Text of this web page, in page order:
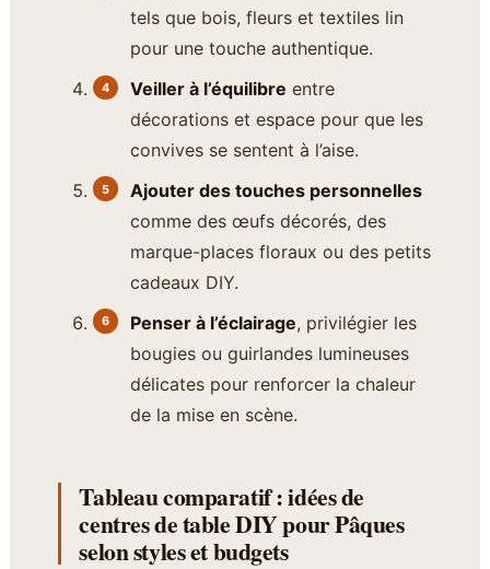
tels que bois, fleurs et textiles lin
pour une touche authentique.
Veiller à l’équilibre entre
décorations et espace pour que les
convives se sentent à l’aise.
Ajouter des touches personnelles
comme des œufs décorés, des
marque-places floraux ou des petits
cadeaux DIY.
Penser à l’éclairage, privilégier les
bougies ou guirlandes lumineuses
délicates pour renforcer la chaleur
de la mise en scène.
Tableau comparatif : idées de
centres de table DIY pour Pâques
selon styles et budgets